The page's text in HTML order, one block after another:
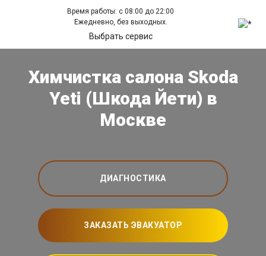
Время работы: с 08:00 до 22:00
Ежедневно, без выходных.
Выбрать сервис
Химчистка салона Skoda
Yeti (Шкода Йети) в
Москве
ДИАГНОСТИКА
ЗАКАЗАТЬ ЭВАКУАТОР